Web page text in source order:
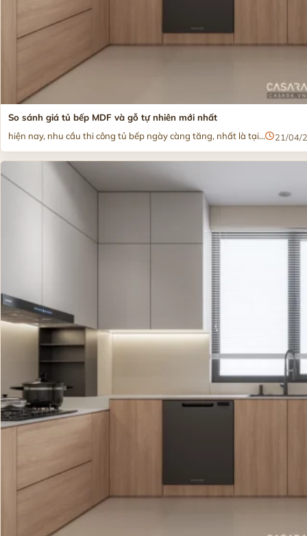
So sánh giá tủ bếp MDF và gỗ tự nhiên mới nhất
hiện nay, nhu cầu thi công tủ bếp ngày càng tăng, nhất là tại...
21/04/